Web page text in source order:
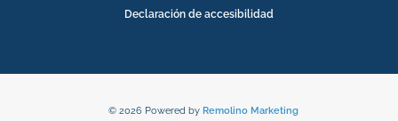
Declaración de accesibilidad
© 2026 Powered by Remolino Marketing